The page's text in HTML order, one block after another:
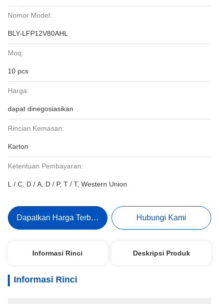
Nomor Model:
BLY-LFP12V80AHL
Moq:
10 pcs
Harga:
dapat dinegosiasikan
Rincian Kemasan:
Karton
Ketentuan Pembayaran:
L / C, D / A, D / P, T / T, Western Union
Dapatkan Harga Terbaik Hubungi Kami
Informasi Rinci Deskripsi Produk
Informasi Rinci